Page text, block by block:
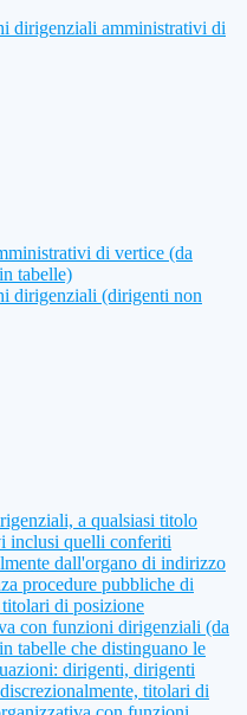
dirigenziali amministrativi di
di vertice (da
tabelle)
dirigenziali (dirigenti non
a qualsiasi titolo
inclusi quelli conferiti
dall'organo di indirizzo
procedure pubbliche di
titolari di posizione
con funzioni dirigenziali (da
tabelle che distinguano le
dirigenti, dirigenti
titolari di